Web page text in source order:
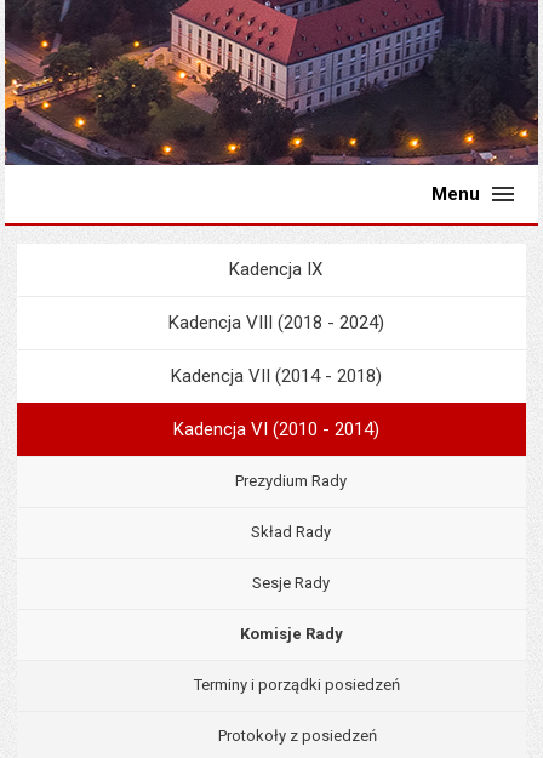
Menu
Menu
Kadencja IX
Kadencja VIII (2018 - 2024)
Kadencja VII (2014 - 2018)
Kadencja VI (2010 - 2014)
Prezydium Rady
Skład Rady
Sesje Rady
Komisje Rady
Terminy i porządki posiedzeń
Protokoły z posiedzeń